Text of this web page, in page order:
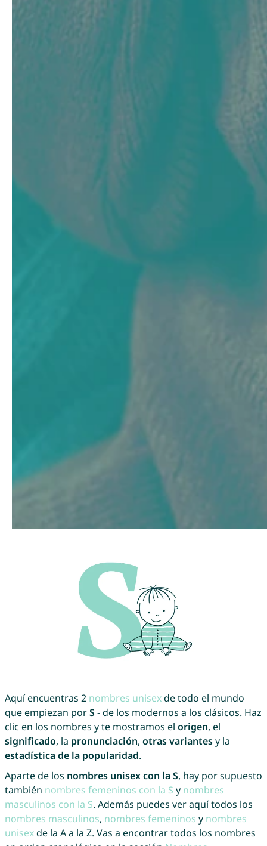
Aquí encuentras 2 nombres unisexde todo el mundo
que empiezan porS - de los modernos a los clásicos. Haz
clic en los nombres y te mostramos el origen, el
significado, la pronunciación, otras variantesy la
estadística de la popularidad.
Aparte de los nombres unisex con la S, hay por supuesto
también nombres femeninos con la S y nombres
masculinos con la S. Además puedes ver aquí todos los
nombres masculinos, nombres femeninos y nombres
unisexde la A a la Z. Vas a encontrar todos los nombres